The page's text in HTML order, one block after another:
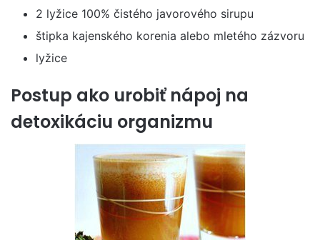
2 lyžice 100% čistého javorového sirupu
štipka kajenského korenia alebo mletého zázvoru
lyžice
Postup ako urobiť nápoj na
detoxikáciu organizmu